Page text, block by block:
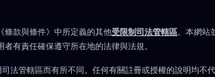
條款與條件》中所定義的其他受限制司法管轄區。本網站
有責任確保遵守所在地的法律與法規。
管轄區而有所不同。任何有關註冊或授權的說明均不